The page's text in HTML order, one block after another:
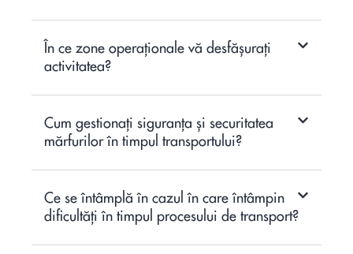
În ce zone operaționale vă desfășurați
activitatea?
Cum gestionați siguranța și securitatea
mărfurilor în timpul transportului?
Ce se întâmplă în cazul în care întâmpin
dificultăți în timpul procesului de transport?